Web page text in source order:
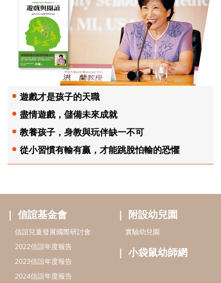
遊戲才是孩子的天職
盡情遊戲，儲備未來成就
教養孩子，身教與玩伴缺一不可
從小習慣有輸有贏，才能跳脫怕輸的恐懼
信誼基金會
信誼兒童發展國際研討會
2022信誼年度報告
2023信誼年度報告
2024信誼年度報告
附設幼兒園
實驗幼兒園
小袋鼠幼師網